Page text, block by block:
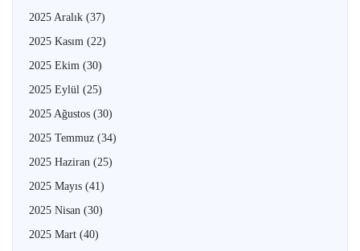
2025 Aralık (37)
2025 Kasım (22)
2025 Ekim (30)
2025 Eylül (25)
2025 Ağustos (30)
2025 Temmuz (34)
2025 Haziran (25)
2025 Mayıs (41)
2025 Nisan (30)
2025 Mart (40)